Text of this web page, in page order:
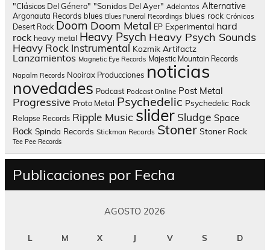
"Clásicos Del Género" "Sonidos Del Ayer" Adelantos Alternative
Argonauta Records blues Blues Funeral Recordings blues rock Crónicas
Desert Rock Doom Doom Metal EP Experimental hard
rock heavy metal Heavy Psych Heavy Psych Sounds
Heavy Rock Instrumental Kozmik Artifactz
Lanzamientos Magnetic Eye Records Majestic Mountain Records
Napalm Records Nooirax Producciones noticias
novedades Podcast Podcast Online Post Metal
Progressive Proto Metal Psychedelic Psychedelic Rock
Relapse Records Ripple Music slider Sludge Space
Rock Spinda Records Stickman Records Stoner Stoner Rock
Tee Pee Records
Publicaciones por Fecha
AGOSTO 2026
L M X J V S D